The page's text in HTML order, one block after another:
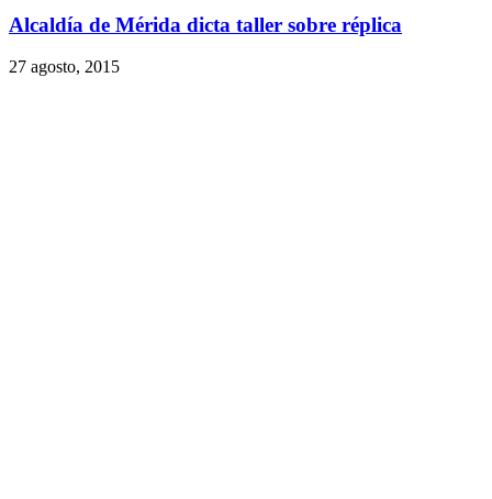
Alcaldía de Mérida dicta taller sobre réplica
27 agosto, 2015